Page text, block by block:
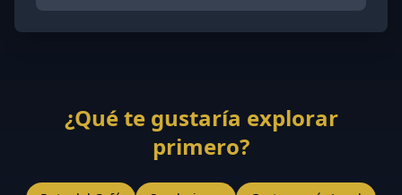
¿Qué te gustaría explorar
primero?